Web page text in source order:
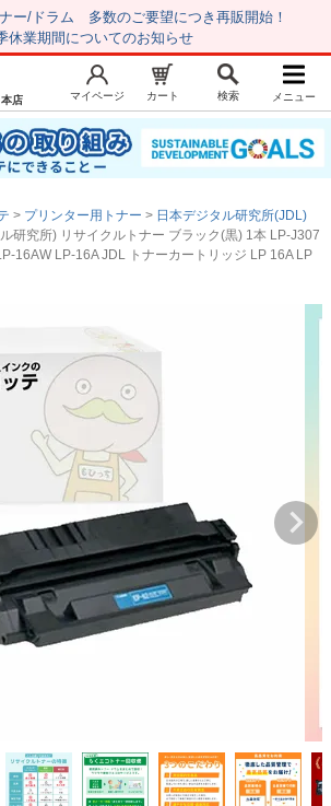
ー/ドラム 多数のご要望につき再販開始！
休業期間についてのお知らせ
録 マイページ
お気に入り
レビュー履歴
リッジ
リッジ
本店 マイページ カート 検索 メニュー
プリンター用トナー
日本デジタル研究所(JDL)
研究所) リサイクルトナー ブラック(黒) 1本 LP-J307
16AW LP-16A JDL トナーカートリッジ LP 16A LP